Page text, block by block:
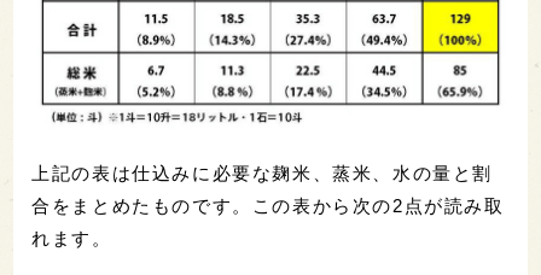
上記の表は仕込みに必要な麹米、蒸米、水の量と割
合をまとめたものです。この表から次の2点が読み取
れます。